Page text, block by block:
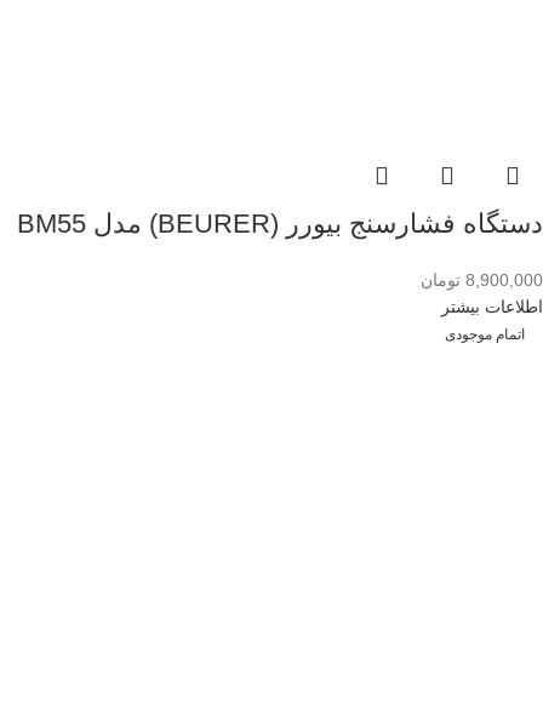
دستگاه فشارسنج بیورر (BEURER) مدل BM55
8,900,000 تومان
اطلاعات بیشتر
اتمام موجودی